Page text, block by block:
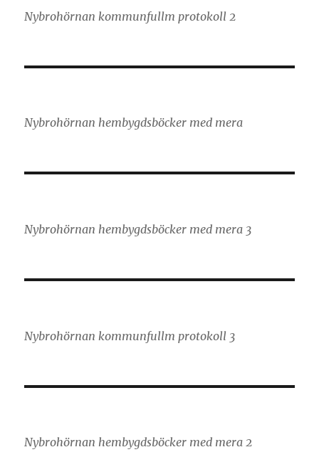
Nybrohörnan kommunfullm protokoll 2
Nybrohörnan hembygdsböcker med mera
Nybrohörnan hembygdsböcker med mera 3
Nybrohörnan kommunfullm protokoll 3
Nybrohörnan hembygdsböcker med mera 2